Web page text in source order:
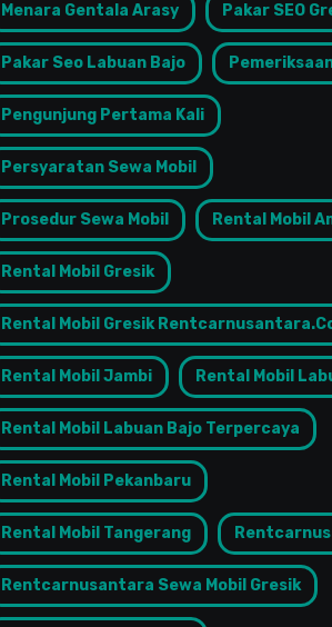
Menara Gentala Arasy Pakar SEO
Pakar Seo Labuan Bajo
Pengunjung Pertama Kali
Persyaratan Sewa Mobil
Prosedur Sewa Mobil Rental Mobil
Rental Mobil Gresik
Rental Mobil Gresik
Rental Mobil Jambi Rental Mobil
Rental Mobil Labuan Bajo Terpercaya
Rental Mobil Pekanbaru
Rental Mobil Tangerang
Rentcarnusantara Sewa Mobil Gresik